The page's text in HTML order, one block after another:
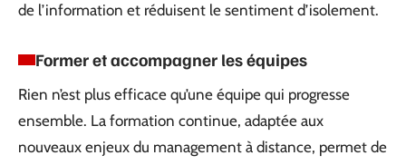
de l’information et réduisent le sentiment d’isolement.
Former et accompagner les équipes
Rien n’est plus efficace qu’une équipe qui progresse
ensemble. La formation continue, adaptée aux
nouveaux enjeux du management à distance, permet de